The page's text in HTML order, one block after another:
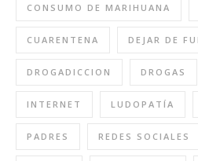
CONSUMO DE MARIHUANA
CUARENTENA DEJAR DE
DROGADICCION DROGAS
INTERNET LUDOPATÍA
PADRES REDES SOCIALES